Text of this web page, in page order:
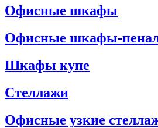
Офисные шкафы
Офисные шкафы-
Шкафы купе
Стеллажи
Офисные узкие